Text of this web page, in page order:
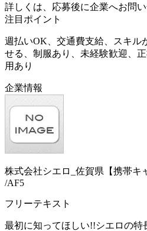
詳しくは、応募後に企業へお問
注目ポイント
週払いOK、交通費支給、スキル
せる、制服あり、未経験歓迎、
用あり
企業情報
株式会社シエロ_佐賀県【携帯キ
/AF5
フリーテキスト
最初に知ってほしい!!シエロの特